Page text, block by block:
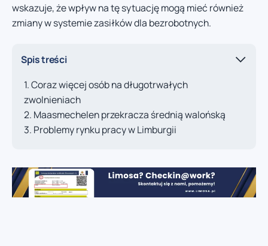
wskazuje, że wpływ na tę sytuację mogą mieć również
zmiany w systemie zasiłków dla bezrobotnych.
Spis treści
Coraz więcej osób na długotrwałych
zwolnieniach
Maasmechelen przekracza średnią walońską
Problemy rynku pracy w Limburgii